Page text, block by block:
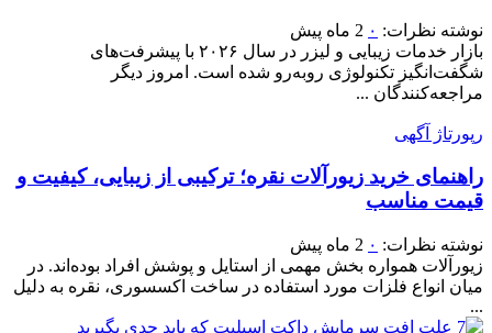
نوشته نظرات: ۰ 2 ماه پیش
بازار خدمات زیبایی و لیزر در سال ۲۰۲۶ با پیشرفت‌های
شگفت‌انگیز تکنولوژی روبه‌رو شده است. امروز دیگر
مراجعه‌کنندگان ...
رپورتاژ آگهی
راهنمای خرید زیورآلات نقره؛ ترکیبی از زیبایی، کیفیت و
قیمت مناسب
نوشته نظرات: ۰ 2 ماه پیش
زیورآلات همواره بخش مهمی از استایل و پوشش افراد بوده‌اند. در
میان انواع فلزات مورد استفاده در ساخت اکسسوری، نقره به دلیل
...